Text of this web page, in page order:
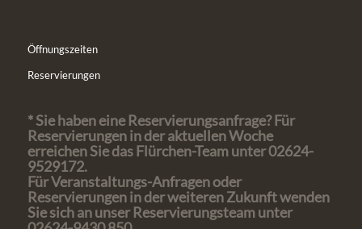
Öffnungszeiten
Reservierungen
* Sie haben eine Reservierungsanfrage? Für
Reservierungen in der aktuellen Woche
erreichen Sie das Flürchen-Team unter 02624-
9529172.
Für Veranstaltungs-Anfragen oder
Reservierungen in der weiteren Zukunft wenden
Sie sich an unser Reservierungsteam unter